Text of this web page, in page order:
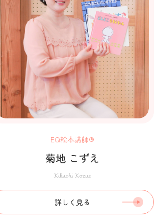
EQ絵本講師®
菊地 こずえ
Kikuchi Kozue
詳しく見る